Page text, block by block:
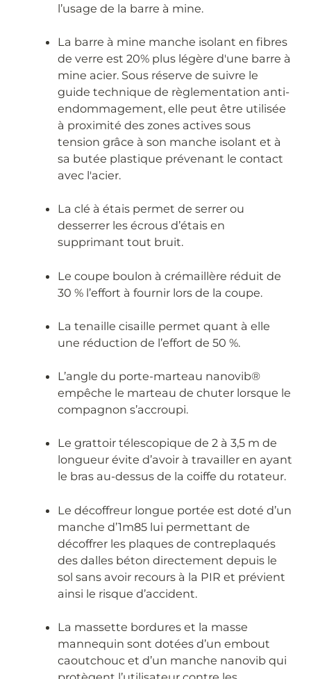
l’usage de la barre à mine.
La barre à mine manche isolant en fibres
de verre est 20% plus légère d'une barre à
mine acier. Sous réserve de suivre le
guide technique de règlementation anti-
endommagement, elle peut être utilisée
à proximité des zones actives sous
tension grâce à son manche isolant et à
sa butée plastique prévenant le contact
avec l'acier.
La clé à étais permet de serrer ou
desserrer les écrous d’étais en
supprimant tout bruit.
Le coupe boulon à crémaillère réduit de
30 % l’effort à fournir lors de la coupe.
La tenaille cisaille permet quant à elle
une réduction de l’effort de 50 %.
L’angle du porte-marteau nanovib®
empêche le marteau de chuter lorsque le
compagnon s’accroupi.
Le grattoir télescopique de 2 à 3,5 m de
longueur évite d’avoir à travailler en ayant
le bras au-dessus de la coiffe du rotateur.
Le décoffreur longue portée est doté d’un
manche d’1m85 lui permettant de
décoffrer les plaques de contreplaqués
des dalles béton directement depuis le
sol sans avoir recours à la PIR et prévient
ainsi le risque d’accident.
La massette bordures et la masse
mannequin sont dotées d’un embout
caoutchouc et d’un manche nanovib qui